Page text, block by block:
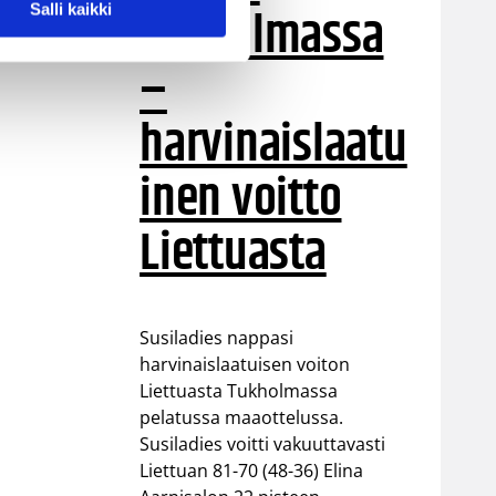
Salli kaikki Tukholmassa
–
harvinaislaatu
inen voitto
Liettuasta
Susiladies nappasi
harvinaislaatuisen voiton
Liettuasta Tukholmassa
pelatussa maaottelussa.
Susiladies voitti vakuuttavasti
Liettuan 81-70 (48-36) Elina